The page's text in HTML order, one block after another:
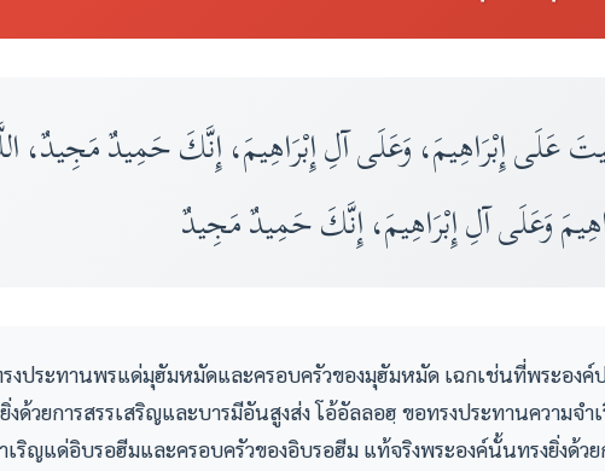
إِبْرَاهِيمَ، وَعَلَى آلِ إِبْرَاهِيمَ، إِنَّكَ حَمِيدٌ مَجِيدٌ،
وَعَلَى آلِ إِبْرَاهِيمَ، إِنَّكَ حَمِيدٌ مَجِيدٌ
งประทานพรแด่มุฮัมหมัดและครอบครัวของมุฮัมหมัด เฉกเช่นที่พระอง
งด้วยการสรรเสริญและบารมีอันสูงส่ง โอ้อัลลอฮฺ ขอทรงประทานความ
เริญแด่อิบรอฮีมและครอบครัวของอิบรอฮีม แท้จริงพระองค์นั้นทรงยิ่งด้